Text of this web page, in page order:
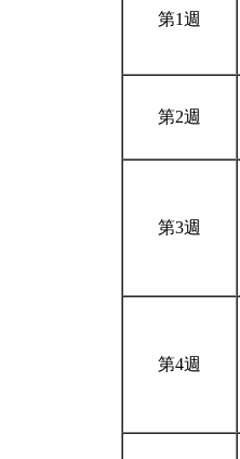
第1週
第2週
第3週
第4週